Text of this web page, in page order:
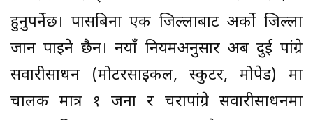
हुनुपर्नेछ। पासबिना एक जिल्लाबाट अर्को जिल्ला
जान पाइने छैन। नयाँ नियमअनुसार अब दुई पांग्रे
सवारीसाधन (मोटरसाइकल, स्कुटर, मोपेड) मा
चालक मात्र १ जना र चरापांग्रे सवारीसाधनमा